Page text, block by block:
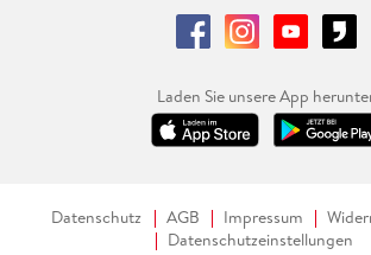
Laden Sie unsere App
Datenschutz AGB Impressum
Datenschutzeinstellungen